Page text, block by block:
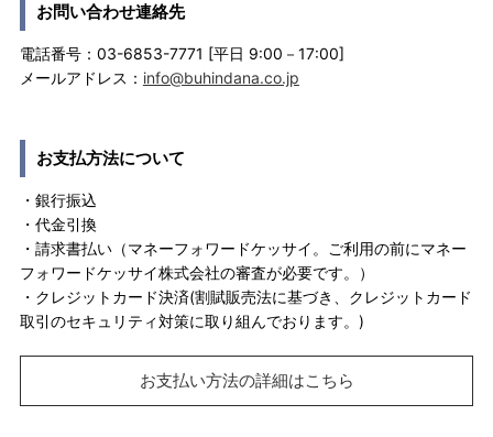
お問い合わせ連絡先
電話番号：03-6853-7771 [平日 9:00－17:00]
メールアドレス： info@buhindana.co.jp
お支払方法について
・銀行振込
・代金引換
・請求書払い（マネーフォワードケッサイ。ご利用の前にマネー
フォワードケッサイ株式会社の審査が必要です。）
・クレジットカード決済(割賦販売法に基づき、クレジットカード
取引のセキュリティ対策に取り組んでおります。)
お支払い方法の詳細はこちら